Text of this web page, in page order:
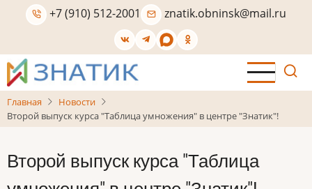
Перейти
содержанию
+7 (910) 512-2001 znatik.obninsk@mail.ru
Главная
Новости
Второй выпуск курса "Таблица умножения" в центре "Знатик"!
Второй выпуск курса "Таблица